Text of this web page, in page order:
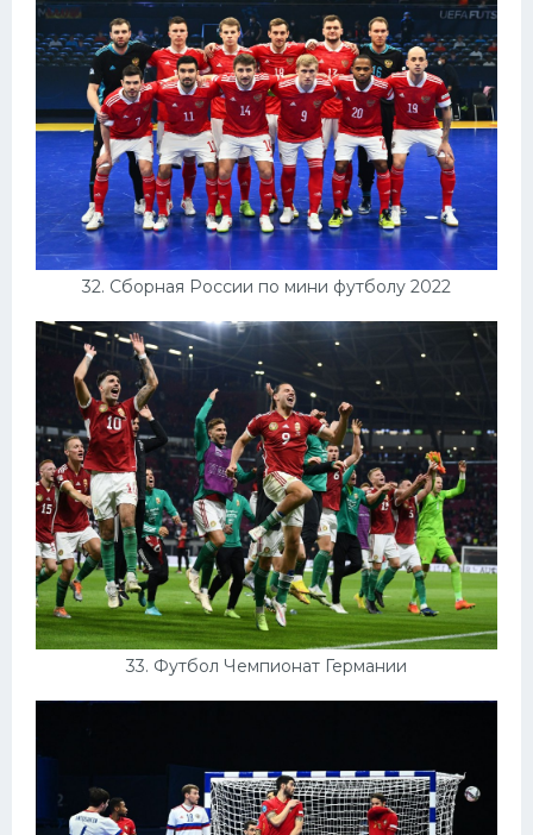
32. Сборная России по мини футболу 2022
33. Футбол Чемпионат Германии